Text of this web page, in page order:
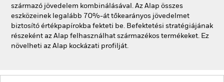
származó jövedelem kombinálásával. Az Alap összes
eszközeinek legalább 70%-át tőkearányos jövedelmet
biztosító értékpapírokba fekteti be. Befektetési stratégiájának
részeként az Alap felhasználhat származékos termékeket. Ez
növelheti az Alap kockázati profilját.